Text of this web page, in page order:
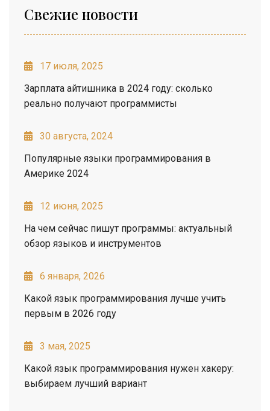
Свежие новости
17 июля, 2025
Зарплата айтишника в 2024 году: сколько
реально получают программисты
30 августа, 2024
Популярные языки программирования в
Америке 2024
12 июня, 2025
На чем сейчас пишут программы: актуальный
обзор языков и инструментов
6 января, 2026
Какой язык программирования лучше учить
первым в 2026 году
3 мая, 2025
Какой язык программирования нужен хакеру:
выбираем лучший вариант